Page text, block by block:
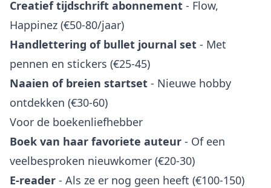
Creatief tijdschrift abonnement - Flow,
Happinez (€50-80/jaar)
Handlettering of bullet journal set - Met
pennen en stickers (€25-45)
Naaien of breien startset - Nieuwe hobby
ontdekken (€30-60)
Voor de boekenliefhebber
Boek van haar favoriete auteur - Of een
veelbesproken nieuwkomer (€20-30)
E-reader - Als ze er nog geen heeft (€100-150)